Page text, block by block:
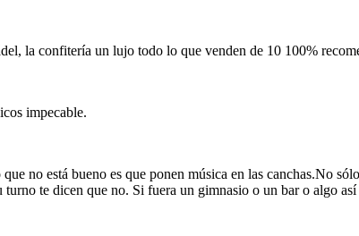
la confitería un lujo todo lo que venden de 10 100%
impecable.
no está bueno es que ponen música en las canchas.No
te dicen que no. Si fuera un gimnasio o un bar o algo